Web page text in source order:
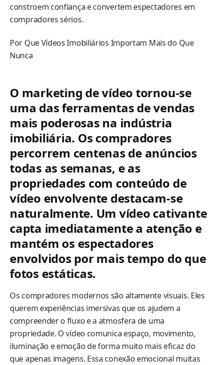
constroem confiança e convertem espectadores em
compradores sérios.
Por Que Vídeos Imobiliários Importam Mais do Que
Nunca
O marketing de vídeo tornou-se
uma das ferramentas de vendas
mais poderosas na indústria
imobiliária. Os compradores
percorrem centenas de anúncios
todas as semanas, e as
propriedades com conteúdo de
vídeo envolvente destacam-se
naturalmente. Um vídeo cativante
capta imediatamente a atenção e
mantém os espectadores
envolvidos por mais tempo do que
fotos estáticas.
Os compradores modernos são altamente visuais. Eles
querem experiências imersivas que os ajudem a
compreender o fluxo e a atmosfera de uma
propriedade. O vídeo comunica espaço, movimento,
iluminação e emoção de forma muito mais eficaz do
que apenas imagens. Essa conexão emocional muitas